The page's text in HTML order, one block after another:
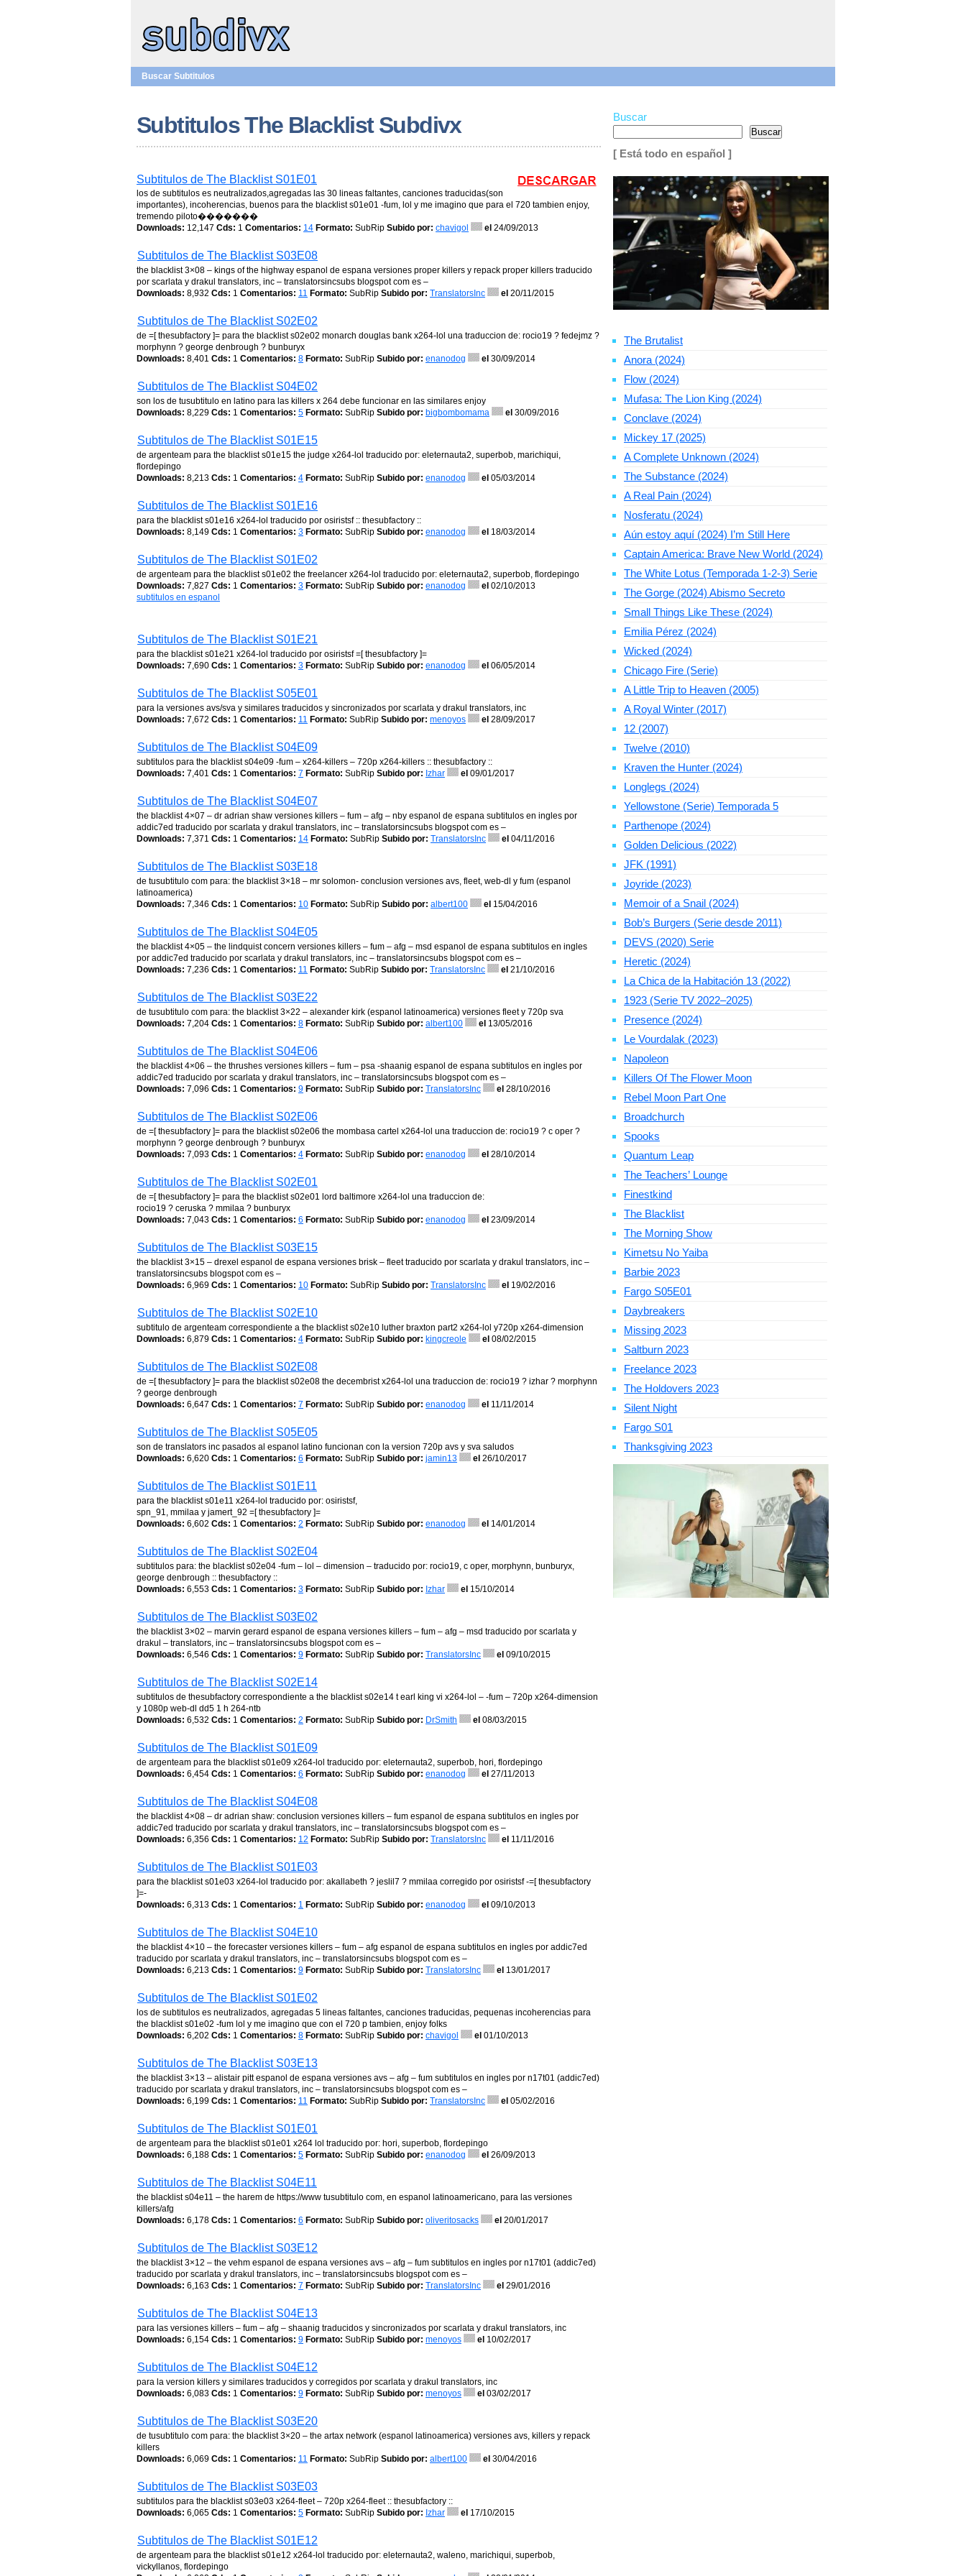
Buscar Subtitulos
Subtitulos The Blacklist Subdivx
Subtitulos de The Blacklist S01E01
los de subtitulos es neutralizados,agregadas las 30 lineas faltantes, canciones traducidas(son
importantes), incoherencias, buenos para the blacklist s01e01 -fum, lol y me imagino que para el 720 tambien enjoy,
tremendo piloto�������
Downloads: 12,147 Cds: 1 Comentarios: 14 Formato: SubRip Subido por: chavigol el 24/09/2013
Subtitulos de The Blacklist S03E08
the blacklist 3×08 – kings of the highway espanol de espana versiones proper killers y repack proper killers traducido
por scarlata y drakul translators, inc – translatorsincsubs blogspot com es –
Downloads: 8,932 Cds: 1 Comentarios: 11 Formato: SubRip Subido por: TranslatorsInc el 20/11/2015
Subtitulos de The Blacklist S02E02
de =[ thesubfactory ]= para the blacklist s02e02 monarch douglas bank x264-lol una traduccion de: rocio19 ? fedejmz ?
morphynn ? george denbrough ? bunburyx
Downloads: 8,401 Cds: 1 Comentarios: 8 Formato: SubRip Subido por: enanodog el 30/09/2014
Subtitulos de The Blacklist S04E02
son los de tusubtitulo en latino para las killers x 264 debe funcionar en las similares enjoy
Downloads: 8,229 Cds: 1 Comentarios: 5 Formato: SubRip Subido por: bigbombomama el 30/09/2016
Subtitulos de The Blacklist S01E15
de argenteam para the blacklist s01e15 the judge x264-lol traducido por: eleternauta2, superbob, marichiqui,
flordepingo
Downloads: 8,213 Cds: 1 Comentarios: 4 Formato: SubRip Subido por: enanodog el 05/03/2014
Subtitulos de The Blacklist S01E16
para the blacklist s01e16 x264-lol traducido por osiristsf :: thesubfactory ::
Downloads: 8,149 Cds: 1 Comentarios: 3 Formato: SubRip Subido por: enanodog el 18/03/2014
Subtitulos de The Blacklist S01E02
de argenteam para the blacklist s01e02 the freelancer x264-lol traducido por: eleternauta2, superbob, flordepingo
Downloads: 7,827 Cds: 1 Comentarios: 3 Formato: SubRip Subido por: enanodog el 02/10/2013
subtitulos en espanol
Subtitulos de The Blacklist S01E21
para the blacklist s01e21 x264-lol traducido por osiristsf =[ thesubfactory ]=
Downloads: 7,690 Cds: 1 Comentarios: 3 Formato: SubRip Subido por: enanodog el 06/05/2014
Subtitulos de The Blacklist S05E01
para la versiones avs/sva y similares traducidos y sincronizados por scarlata y drakul translators, inc
Downloads: 7,672 Cds: 1 Comentarios: 11 Formato: SubRip Subido por: menoyos el 28/09/2017
Subtitulos de The Blacklist S04E09
subtitulos para the blacklist s04e09 -fum – x264-killers – 720p x264-killers :: thesubfactory ::
Downloads: 7,401 Cds: 1 Comentarios: 7 Formato: SubRip Subido por: Izhar el 09/01/2017
Subtitulos de The Blacklist S04E07
the blacklist 4×07 – dr adrian shaw versiones killers – fum – afg – nby espanol de espana subtitulos en ingles por
addic7ed traducido por scarlata y drakul translators, inc – translatorsincsubs blogspot com es –
Downloads: 7,371 Cds: 1 Comentarios: 14 Formato: SubRip Subido por: TranslatorsInc el 04/11/2016
Subtitulos de The Blacklist S03E18
de tusubtitulo com para: the blacklist 3×18 – mr solomon- conclusion versiones avs, fleet, web-dl y fum (espanol
latinoamerica)
Downloads: 7,346 Cds: 1 Comentarios: 10 Formato: SubRip Subido por: albert100 el 15/04/2016
Subtitulos de The Blacklist S04E05
the blacklist 4×05 – the lindquist concern versiones killers – fum – afg – msd espanol de espana subtitulos en ingles
por addic7ed traducido por scarlata y drakul translators, inc – translatorsincsubs blogspot com es –
Downloads: 7,236 Cds: 1 Comentarios: 11 Formato: SubRip Subido por: TranslatorsInc el 21/10/2016
Subtitulos de The Blacklist S03E22
de tusubtitulo com para: the blacklist 3×22 – alexander kirk (espanol latinoamerica) versiones fleet y 720p sva
Downloads: 7,204 Cds: 1 Comentarios: 8 Formato: SubRip Subido por: albert100 el 13/05/2016
Subtitulos de The Blacklist S04E06
the blacklist 4×06 – the thrushes versiones killers – fum – psa -shaanig espanol de espana subtitulos en ingles por
addic7ed traducido por scarlata y drakul translators, inc – translatorsincsubs blogspot com es –
Downloads: 7,096 Cds: 1 Comentarios: 9 Formato: SubRip Subido por: TranslatorsInc el 28/10/2016
Subtitulos de The Blacklist S02E06
de =[ thesubfactory ]= para the blacklist s02e06 the mombasa cartel x264-lol una traduccion de: rocio19 ? c oper ?
morphynn ? george denbrough ? bunburyx
Downloads: 7,093 Cds: 1 Comentarios: 4 Formato: SubRip Subido por: enanodog el 28/10/2014
Subtitulos de The Blacklist S02E01
de =[ thesubfactory ]= para the blacklist s02e01 lord baltimore x264-lol una traduccion de:
rocio19 ? ceruska ? mmilaa ? bunburyx
Downloads: 7,043 Cds: 1 Comentarios: 6 Formato: SubRip Subido por: enanodog el 23/09/2014
Subtitulos de The Blacklist S03E15
the blacklist 3×15 – drexel espanol de espana versiones brisk – fleet traducido por scarlata y drakul translators, inc –
translatorsincsubs blogspot com es –
Downloads: 6,969 Cds: 1 Comentarios: 10 Formato: SubRip Subido por: TranslatorsInc el 19/02/2016
Subtitulos de The Blacklist S02E10
subtitulo de argenteam correspondiente a the blacklist s02e10 luther braxton part2 x264-lol y720p x264-dimension
Downloads: 6,879 Cds: 1 Comentarios: 4 Formato: SubRip Subido por: kingcreole el 08/02/2015
Subtitulos de The Blacklist S02E08
de =[ thesubfactory ]= para the blacklist s02e08 the decembrist x264-lol una traduccion de: rocio19 ? izhar ? morphynn
? george denbrough
Downloads: 6,647 Cds: 1 Comentarios: 7 Formato: SubRip Subido por: enanodog el 11/11/2014
Subtitulos de The Blacklist S05E05
son de translators inc pasados al espanol latino funcionan con la version 720p avs y sva saludos
Downloads: 6,620 Cds: 1 Comentarios: 6 Formato: SubRip Subido por: jamin13 el 26/10/2017
Subtitulos de The Blacklist S01E11
para the blacklist s01e11 x264-lol traducido por: osiristsf,
spn_91, mmilaa y jamert_92 =[ thesubfactory ]=
Downloads: 6,602 Cds: 1 Comentarios: 2 Formato: SubRip Subido por: enanodog el 14/01/2014
Subtitulos de The Blacklist S02E04
subtitulos para: the blacklist s02e04 -fum – lol – dimension – traducido por: rocio19, c oper, morphynn, bunburyx,
george denbrough :: thesubfactory ::
Downloads: 6,553 Cds: 1 Comentarios: 3 Formato: SubRip Subido por: Izhar el 15/10/2014
Subtitulos de The Blacklist S03E02
the blacklist 3×02 – marvin gerard espanol de espana versiones killers – fum – afg – msd traducido por scarlata y
drakul – translators, inc – translatorsincsubs blogspot com es –
Downloads: 6,546 Cds: 1 Comentarios: 9 Formato: SubRip Subido por: TranslatorsInc el 09/10/2015
Subtitulos de The Blacklist S02E14
subtitulos de thesubfactory correspondiente a the blacklist s02e14 t earl king vi x264-lol – -fum – 720p x264-dimension
y 1080p web-dl dd5 1 h 264-ntb
Downloads: 6,532 Cds: 1 Comentarios: 2 Formato: SubRip Subido por: DrSmith el 08/03/2015
Subtitulos de The Blacklist S01E09
de argenteam para the blacklist s01e09 x264-lol traducido por: eleternauta2, superbob, hori, flordepingo
Downloads: 6,454 Cds: 1 Comentarios: 6 Formato: SubRip Subido por: enanodog el 27/11/2013
Subtitulos de The Blacklist S04E08
the blacklist 4×08 – dr adrian shaw: conclusion versiones killers – fum espanol de espana subtitulos en ingles por
addic7ed traducido por scarlata y drakul translators, inc – translatorsincsubs blogspot com es –
Downloads: 6,356 Cds: 1 Comentarios: 12 Formato: SubRip Subido por: TranslatorsInc el 11/11/2016
Subtitulos de The Blacklist S01E03
para the blacklist s01e03 x264-lol traducido por: akallabeth ? jeslil7 ? mmilaa corregido por osiristsf -=[ thesubfactory
]=-
Downloads: 6,313 Cds: 1 Comentarios: 1 Formato: SubRip Subido por: enanodog el 09/10/2013
Subtitulos de The Blacklist S04E10
the blacklist 4×10 – the forecaster versiones killers – fum – afg espanol de espana subtitulos en ingles por addic7ed
traducido por scarlata y drakul translators, inc – translatorsincsubs blogspot com es –
Downloads: 6,213 Cds: 1 Comentarios: 9 Formato: SubRip Subido por: TranslatorsInc el 13/01/2017
Subtitulos de The Blacklist S01E02
los de subtitulos es neutralizados, agregadas 5 lineas faltantes, canciones traducidas, pequenas incoherencias para
the blacklist s01e02 -fum lol y me imagino que con el 720 p tambien, enjoy folks
Downloads: 6,202 Cds: 1 Comentarios: 8 Formato: SubRip Subido por: chavigol el 01/10/2013
Subtitulos de The Blacklist S03E13
the blacklist 3×13 – alistair pitt espanol de espana versiones avs – afg – fum subtitulos en ingles por n17t01 (addic7ed)
traducido por scarlata y drakul translators, inc – translatorsincsubs blogspot com es –
Downloads: 6,199 Cds: 1 Comentarios: 11 Formato: SubRip Subido por: TranslatorsInc el 05/02/2016
Subtitulos de The Blacklist S01E01
de argenteam para the blacklist s01e01 x264 lol traducido por: hori, superbob, flordepingo
Downloads: 6,188 Cds: 1 Comentarios: 5 Formato: SubRip Subido por: enanodog el 26/09/2013
Subtitulos de The Blacklist S04E11
the blacklist s04e11 – the harem de https://www tusubtitulo com, en espanol latinoamericano, para las versiones
killers/afg
Downloads: 6,178 Cds: 1 Comentarios: 6 Formato: SubRip Subido por: oliveritosacks el 20/01/2017
Subtitulos de The Blacklist S03E12
the blacklist 3×12 – the vehm espanol de espana versiones avs – afg – fum subtitulos en ingles por n17t01 (addic7ed)
traducido por scarlata y drakul translators, inc – translatorsincsubs blogspot com es –
Downloads: 6,163 Cds: 1 Comentarios: 7 Formato: SubRip Subido por: TranslatorsInc el 29/01/2016
Subtitulos de The Blacklist S04E13
para las versiones killers – fum – afg – shaanig traducidos y sincronizados por scarlata y drakul translators, inc
Downloads: 6,154 Cds: 1 Comentarios: 9 Formato: SubRip Subido por: menoyos el 10/02/2017
Subtitulos de The Blacklist S04E12
para la version killers y similares traducidos y corregidos por scarlata y drakul translators, inc
Downloads: 6,083 Cds: 1 Comentarios: 9 Formato: SubRip Subido por: menoyos el 03/02/2017
Subtitulos de The Blacklist S03E20
de tusubtitulo com para: the blacklist 3×20 – the artax network (espanol latinoamerica) versiones avs, killers y repack
killers
Downloads: 6,069 Cds: 1 Comentarios: 11 Formato: SubRip Subido por: albert100 el 30/04/2016
Subtitulos de The Blacklist S03E03
subtitulos para the blacklist s03e03 x264-fleet – 720p x264-fleet :: thesubfactory ::
Downloads: 6,065 Cds: 1 Comentarios: 5 Formato: SubRip Subido por: Izhar el 17/10/2015
Subtitulos de The Blacklist S01E12
de argenteam para the blacklist s01e12 x264-lol traducido por: eleternauta2, waleno, marichiqui, superbob,
vickyllanos, flordepingo
Buscar
Buscar
[ Está todo en español ]
The Brutalist
Anora (2024)
Flow (2024)
Mufasa: The Lion King (2024)
Conclave (2024)
Mickey 17 (2025)
A Complete Unknown (2024)
The Substance (2024)
A Real Pain (2024)
Nosferatu (2024)
Aún estoy aquí (2024) I’m Still Here
Captain America: Brave New World (2024)
The White Lotus (Temporada 1-2-3) Serie
The Gorge (2024) Abismo Secreto
Small Things Like These (2024)
Emilia Pérez (2024)
Wicked (2024)
Chicago Fire (Serie)
A Little Trip to Heaven (2005)
A Royal Winter (2017)
12 (2007)
Twelve (2010)
Kraven the Hunter (2024)
Longlegs (2024)
Yellowstone (Serie) Temporada 5
Parthenope (2024)
Golden Delicious (2022)
JFK (1991)
Joyride (2023)
Memoir of a Snail (2024)
Bob’s Burgers (Serie desde 2011)
DEVS (2020) Serie
Heretic (2024)
La Chica de la Habitación 13 (2022)
1923 (Serie TV 2022–2025)
Presence (2024)
Le Vourdalak (2023)
Napoleon
Killers Of The Flower Moon
Rebel Moon Part One
Broadchurch
Spooks
Quantum Leap
The Teachers’ Lounge
Finestkind
The Blacklist
The Morning Show
Kimetsu No Yaiba
Barbie 2023
Fargo S05E01
Daybreakers
Missing 2023
Saltburn 2023
Freelance 2023
The Holdovers 2023
Silent Night
Fargo S01
Thanksgiving 2023